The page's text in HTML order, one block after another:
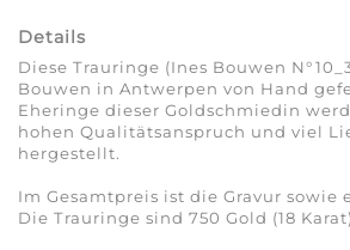
Details
Diese Trauringe (Ines Bouwen
Bouwen in Antwerpen von Hand
Eheringe dieser Goldschmiedin
hohen Qualitätsanspruch und viel
hergestellt.
Im Gesamtpreis ist die Gravur sowie
Die Trauringe sind 750 Gold (18